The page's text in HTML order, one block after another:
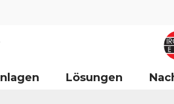
Lösungen